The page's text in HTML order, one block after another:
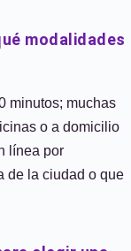
modalidades
minutos; muchas
o a domicilio
línea por
de la ciudad o que